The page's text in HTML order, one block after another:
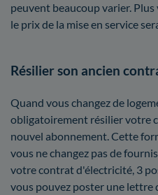
peuvent beaucoup varier.
le prix de la mise en service
Résilier son ancien
Quand vous changez de
obligatoirement résilier votre
nouvel abonnement. Cette
vous ne changez pas de
votre contrat d'électricité, 3
vous pouvez poster une lettre